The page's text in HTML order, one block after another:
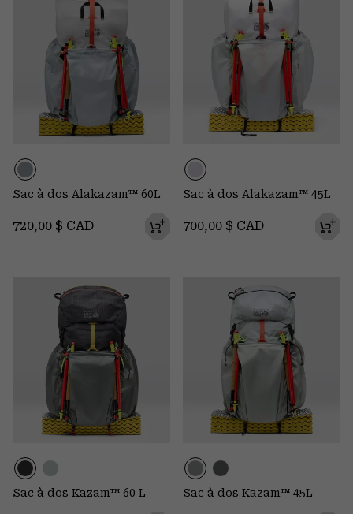
Sac à dos Alakazam™ 60L
Regular price:
720,00 $ CAD
Sac à dos Alakazam™ 45L
Regular price:
700,00 $ CAD
Sac à dos Kazam™ 60 L Sac à dos Kazam™ 45L